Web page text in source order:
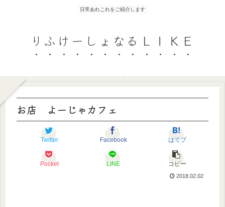
日常あれこれをご紹介します
りふけーしょなるＬＩＫＥ
お店 よーじゃカフェ
Twitter Facebook はてブ
Pocket LINE コピー
2018.02.02